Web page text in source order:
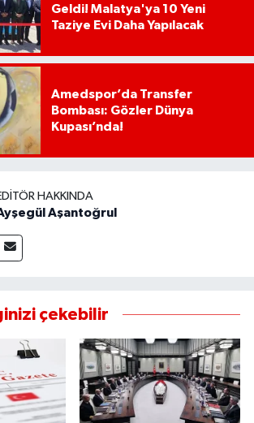
Geldi! Malatya'ya 10 Yeni
Taziye Evi Daha Yapılacak
Amedspor’da Transfer
Bombası: Gözler Dünya
Kupası’nda!
HAKKINDA
Aşantoğrul
çekebilir